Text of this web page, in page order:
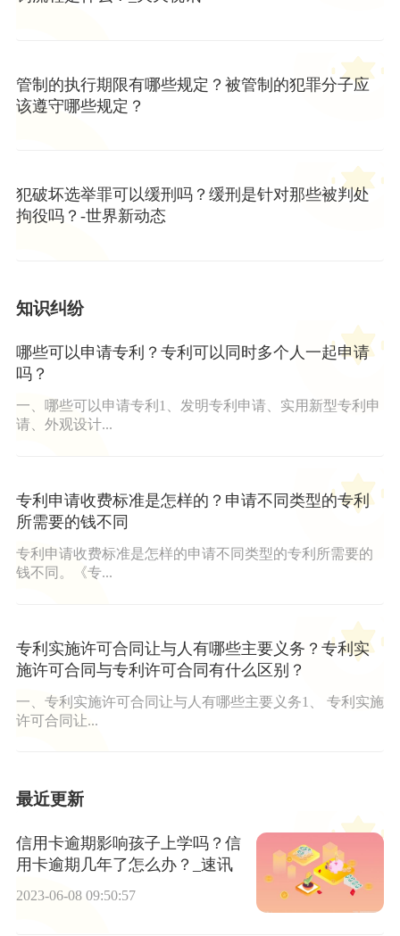
管制的执行期限有哪些规定？被管制的犯罪分子应
该遵守哪些规定？
犯破坏选举罪可以缓刑吗？缓刑是针对那些被判处
拘役吗？-世界新动态
知识纠纷
哪些可以申请专利？专利可以同时多个人一起申请
吗？
一、哪些可以申请专利1、发明专利申请、实用新型专利申
请、外观设计...
专利申请收费标准是怎样的？申请不同类型的专利
所需要的钱不同
专利申请收费标准是怎样的申请不同类型的专利所需要的
钱不同。《专...
专利实施许可合同让与人有哪些主要义务？专利实
施许可合同与专利许可合同有什么区别？
一、专利实施许可合同让与人有哪些主要义务1、 专利实施
许可合同让...
最近更新
信用卡逾期影响孩子上学吗？信
用卡逾期几年了怎么办？_速讯
2023-06-08 09:50:57